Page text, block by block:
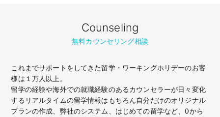
Counseling
無料カウンセリング相談
これまでサポートをしてきた留学・ワーキングホリデーのお客
様は１万人以上。
留学の経験や海外での就職経験のあるカウンセラーが日々変化
するリアルタイムの留学情報はもちろん自分だけのオリジナル
プランの作成、弊社のシステム、はじめての留学など、0から